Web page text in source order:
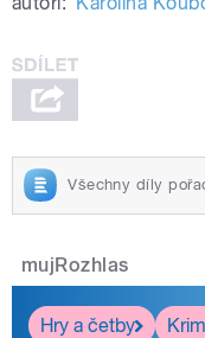
Všechny díly
mujRozhlas
Hry a četby